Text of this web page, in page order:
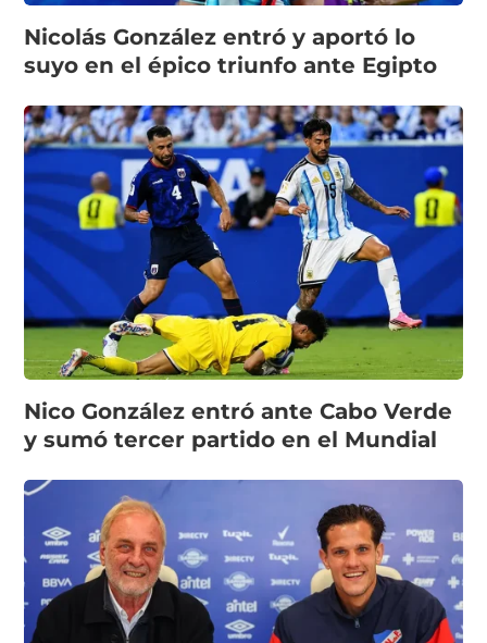
Nicolás González entró y aportó lo
suyo en el épico triunfo ante Egipto
Nico González entró ante Cabo Verde
y sumó tercer partido en el Mundial